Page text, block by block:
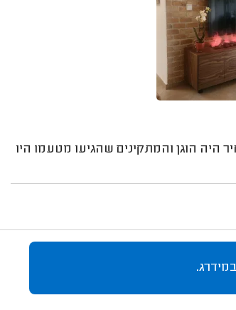
היה הוגן והמתקינים שהגיעו מטעמו היו